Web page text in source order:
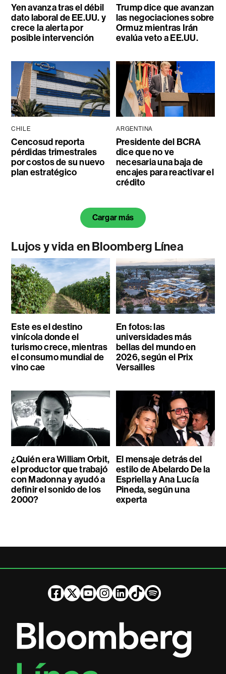
Yen avanza tras el débil
dato laboral de EE.UU. y
crece la alerta por
posible intervención
Trump dice que avanzan
las negociaciones sobre
Ormuz mientras Irán
evalúa veto a EE.UU.
CHILE
Cencosud reporta
pérdidas trimestrales
por costos de su nuevo
plan estratégico
ARGENTINA
Presidente del BCRA
dice que no ve
necesaria una baja de
encajes para reactivar el
crédito
Cargar más
Lujos y vida en Bloomberg Línea
Este es el destino
vinícola donde el
turismo crece, mientras
el consumo mundial de
vino cae
En fotos: las
universidades más
bellas del mundo en
2026, según el Prix
Versailles
¿Quién era William Orbit,
el productor que trabajó
con Madonna y ayudó a
definir el sonido de los
2000?
El mensaje detrás del
estilo de Abelardo De la
Espriella y Ana Lucía
Pineda, según una
experta